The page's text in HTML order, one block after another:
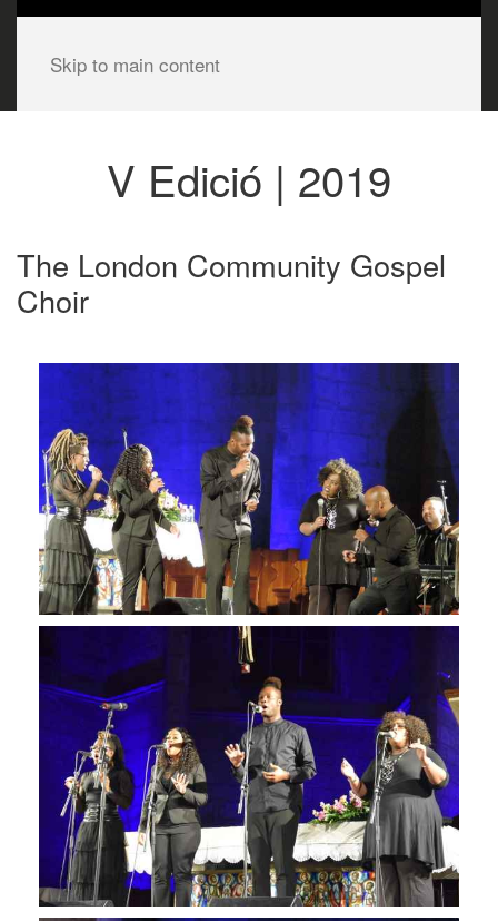
Skip to main content
V Edició | 2019
The London Community Gospel
Choir